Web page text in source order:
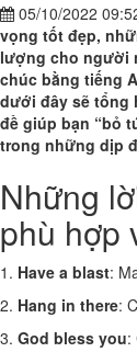
05/10/2022
vọng tốt đẹp,
lượng cho người
chúc bằng tiếng
dưới đây sẽ tổng
đề giúp bạn “bỏ
trong những dịp
Những
phù hợp
1. Have a blast:
2. Hang in there:
3. God bless you: